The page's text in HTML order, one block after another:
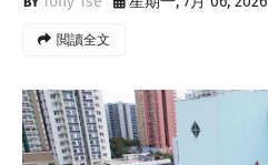
閲讀全文